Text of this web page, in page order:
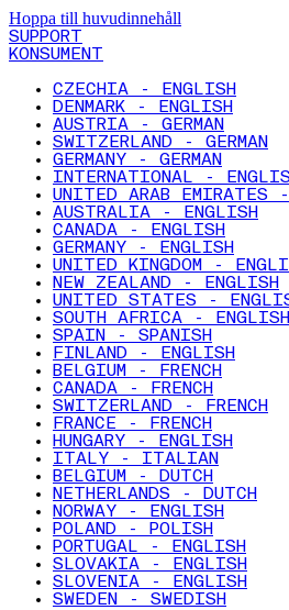
Hoppa till huvudinnehåll
SUPPORT
KONSUMENT
CZECHIA - ENGLISH
DENMARK - ENGLISH
AUSTRIA - GERMAN
SWITZERLAND - GERMAN
GERMANY - GERMAN
INTERNATIONAL -
UNITED ARAB EMIRATES
AUSTRALIA - ENGLISH
CANADA - ENGLISH
GERMANY - ENGLISH
UNITED KINGDOM -
NEW ZEALAND - ENGLISH
UNITED STATES -
SOUTH AFRICA - ENGLISH
SPAIN - SPANISH
FINLAND - ENGLISH
BELGIUM - FRENCH
CANADA - FRENCH
SWITZERLAND - FRENCH
FRANCE - FRENCH
HUNGARY - ENGLISH
ITALY - ITALIAN
BELGIUM - DUTCH
NETHERLANDS - DUTCH
NORWAY - ENGLISH
POLAND - POLISH
PORTUGAL - ENGLISH
SLOVAKIA - ENGLISH
SLOVENIA - ENGLISH
SWEDEN - SWEDISH